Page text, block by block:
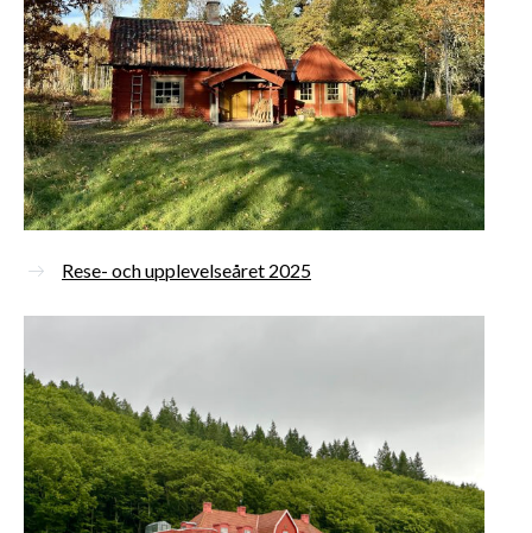
Rese- och upplevelseåret 2025